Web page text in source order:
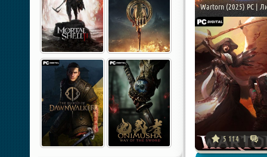
Wartorn (2025) PC |
5 114